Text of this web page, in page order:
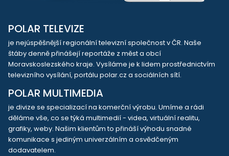
POLAR TELEVIZE
je nejúspěšnější regionální televizní společnost v ČR. Naše
štáby denně přinášejí reportáže z měst a obcí
Moravskoslezského kraje. Vysíláme je k lidem prostřednictvím
televizního vysílání, portálu polar.cz a sociálních sítí.
POLAR MULTIMEDIA
je divize se specializací na komerční výrobu. Umíme a rádi
děláme vše, co se týká multimedií - videa, virtuální realitu,
grafiky, weby. Našim klientům to přináší výhodu snadné
komunikace s jediným univerzálním a osvědčeným
dodavatelem.